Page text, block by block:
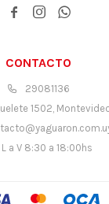
CONTACTO
29081136
1502,
L a V 8:30 a 18:00hs
  